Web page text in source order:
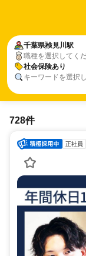
千葉県検見川駅
職種を選択してく
社会保険あり
キーワードを選択
728件
正社員